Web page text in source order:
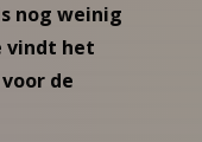
nog weinig
vindt het
de